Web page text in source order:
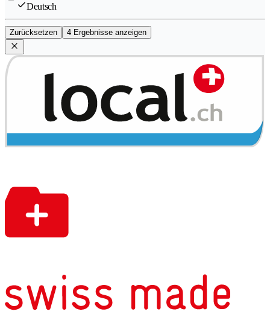
Deutsch
Zurücksetzen 4 Ergebnisse anzeigen